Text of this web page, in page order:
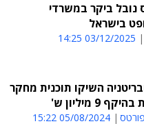
נובל ביקר במשרדי
בישראל
03/12/2025 14:25
השיקו תוכנית מחקר
9 מיליון ש'
05/08/2024 15:22